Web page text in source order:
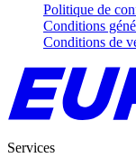
Politique de
Conditions
Conditions de
Services